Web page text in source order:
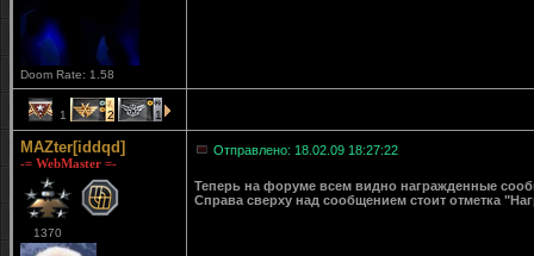
Doom Rate: 1.58
1 2 1
MAZter[iddqd]
-= WebMaster =-
1370
Отправлено: 18.02.09 18:27:22
Теперь на форуме всем видно награжденные
Справа сверху над сообщением стоит отметка